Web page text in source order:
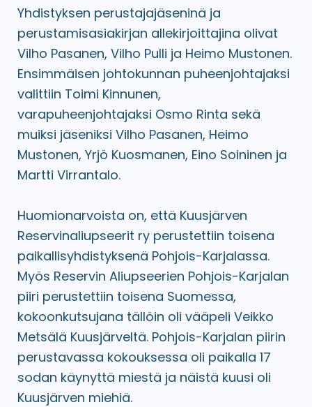
Yhdistyksen perustajajäseninä ja
perustamisasiakirjan allekirjoittajina olivat
Vilho Pasanen, Vilho Pulli ja Heimo Mustonen.
Ensimmäisen johtokunnan puheenjohtajaksi
valittiin Toimi Kinnunen,
varapuheenjohtajaksi Osmo Rinta sekä
muiksi jäseniksi Vilho Pasanen, Heimo
Mustonen, Yrjö Kuosmanen, Eino Soininen ja
Martti Virrantalo.
Huomionarvoista on, että Kuusjärven
Reservinaliupseerit ry perustettiin toisena
paikallisyhdistyksenä Pohjois-Karjalassa.
Myös Reservin Aliupseerien Pohjois-Karjalan
piiri perustettiin toisena Suomessa,
kokoonkutsujana tällöin oli vääpeli Veikko
Metsälä Kuusjärveltä. Pohjois-Karjalan piirin
perustavassa kokouksessa oli paikalla 17
sodan käynyttä miestä ja näistä kuusi oli
Kuusjärven miehiä.